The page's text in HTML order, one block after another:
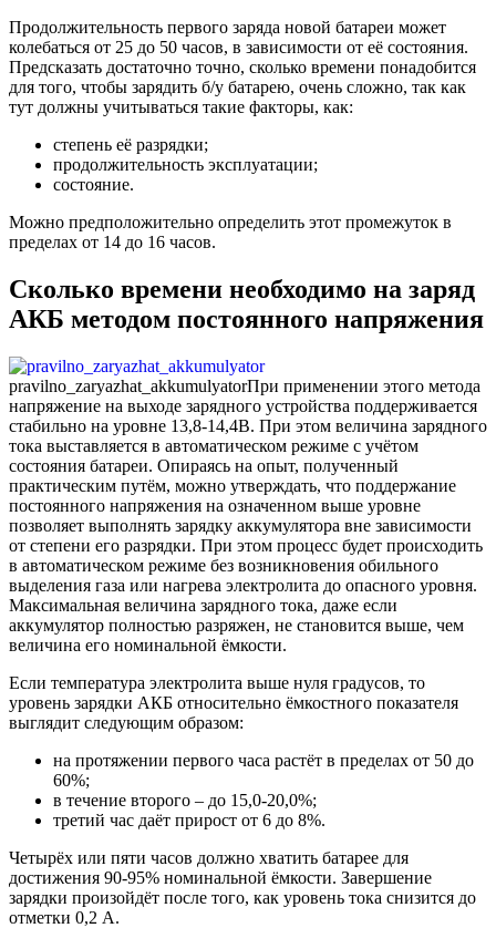
Продолжительность первого заряда новой батареи может
колебаться от 25 до 50 часов, в зависимости от её состояния.
Предсказать достаточно точно, сколько времени понадобится
для того, чтобы зарядить б/у батарею, очень сложно, так как
тут должны учитываться такие факторы, как:
степень её разрядки;
продолжительность эксплуатации;
состояние.
Можно предположительно определить этот промежуток в
пределах от 14 до 16 часов.
Сколько времени необходимо на заряд
АКБ методом постоянного напряжения
pravilno_zaryazhat_akkumulyatorПри применении этого метода
напряжение на выходе зарядного устройства поддерживается
стабильно на уровне 13,8-14,4В. При этом величина зарядного
тока выставляется в автоматическом режиме с учётом
состояния батареи. Опираясь на опыт, полученный
практическим путём, можно утверждать, что поддержание
постоянного напряжения на означенном выше уровне
позволяет выполнять зарядку аккумулятора вне зависимости
от степени его разрядки. При этом процесс будет происходить
в автоматическом режиме без возникновения обильного
выделения газа или нагрева электролита до опасного уровня.
Максимальная величина зарядного тока, даже если
аккумулятор полностью разряжен, не становится выше, чем
величина его номинальной ёмкости.
Если температура электролита выше нуля градусов, то
уровень зарядки АКБ относительно ёмкостного показателя
выглядит следующим образом:
на протяжении первого часа растёт в пределах от 50 до
60%;
в течение второго – до 15,0-20,0%;
третий час даёт прирост от 6 до 8%.
Четырёх или пяти часов должно хватить батарее для
достижения 90-95% номинальной ёмкости. Завершение
зарядки произойдёт после того, как уровень тока снизится до
отметки 0,2 А.